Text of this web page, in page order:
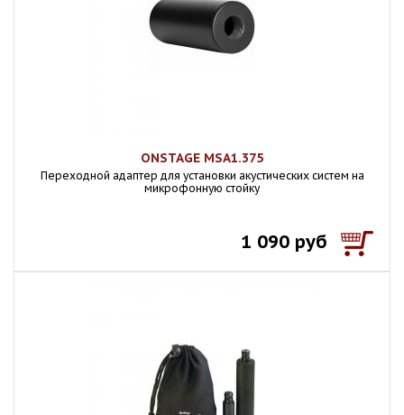
ONSTAGE MSA1.375
Переходной адаптер для установки акустических систем на
микрофонную стойку
1 090 руб